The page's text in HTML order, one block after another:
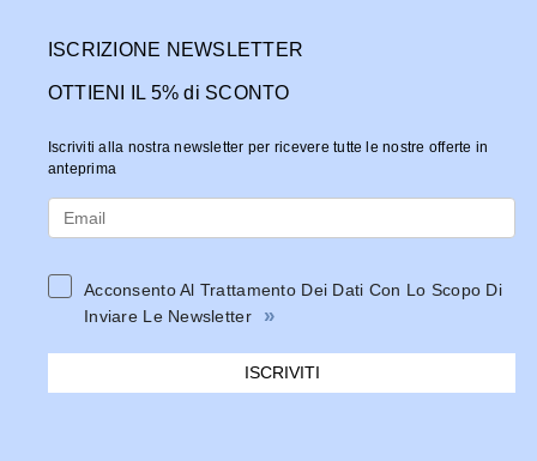
ISCRIZIONE NEWSLETTER
OTTIENI IL 5% di SCONTO
Iscriviti alla nostra newsletter per ricevere tutte le nostre offerte in
anteprima
Acconsento Al Trattamento Dei Dati Con Lo Scopo Di
Inviare Le Newsletter
»
ISCRIVITI